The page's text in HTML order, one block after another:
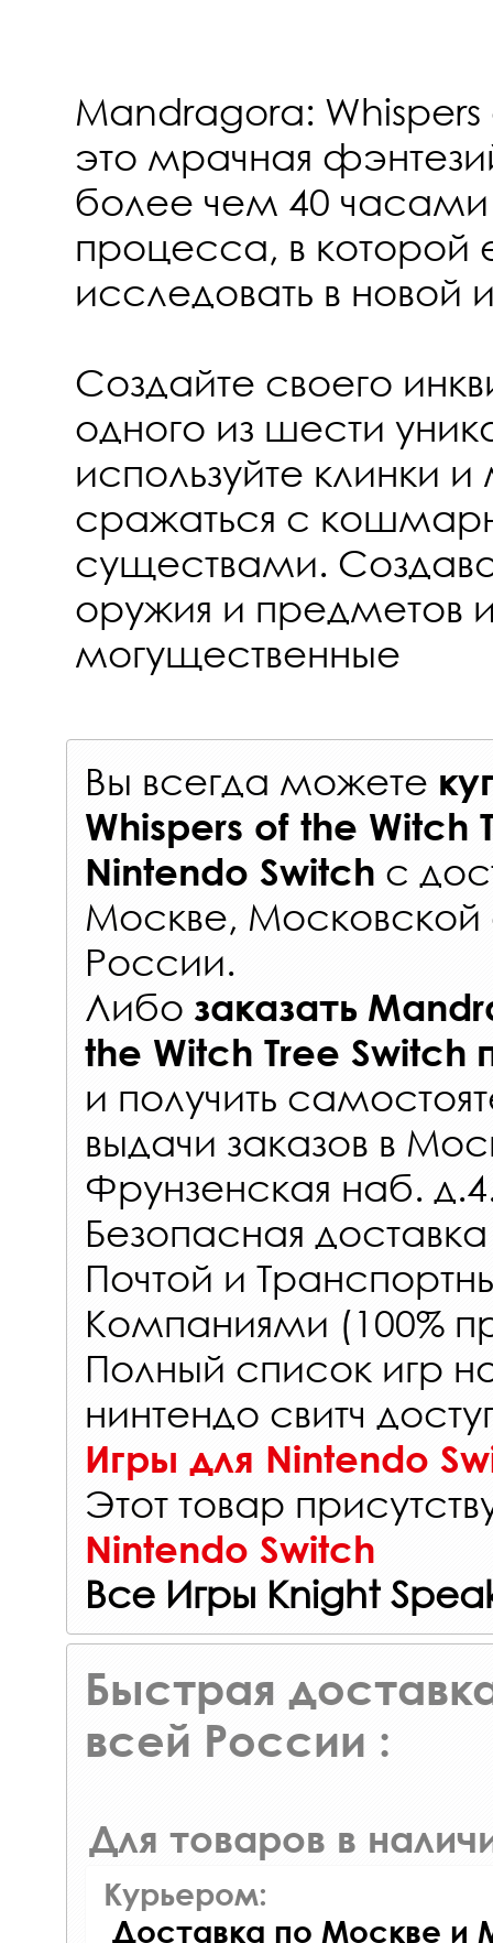
Mandragora:
это мрачная
более чем 40 часами
процесса, в которой
исследовать в новой
Создайте своего
одного из шести
используйте клинки
сражаться с
существами.
оружия и предметов
могущественные
Вы всегда можете
Whispers of the Witch
Nintendo Switch с
Москве, Московской
России.
Либо заказать
the Witch Tree Switch
и получить
выдачи заказов в
Фрунзенская наб.
Безопасная
Почтой и
Компаниями (100%
Полный список игр
нинтендо свитч
Игры для Nintendo
Этот товар
Nintendo Switch
Все Игры Knight
Быстрая
всей России :
Для товаров в
Курьером:
Доставка по Москве и